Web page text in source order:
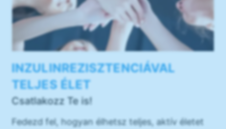
INZULINREZISZTENCIÁVAL
TELJES ÉLET
Csatlakozz Te is!
Fedezd fel, hogyan élhetsz teljes, aktív életet